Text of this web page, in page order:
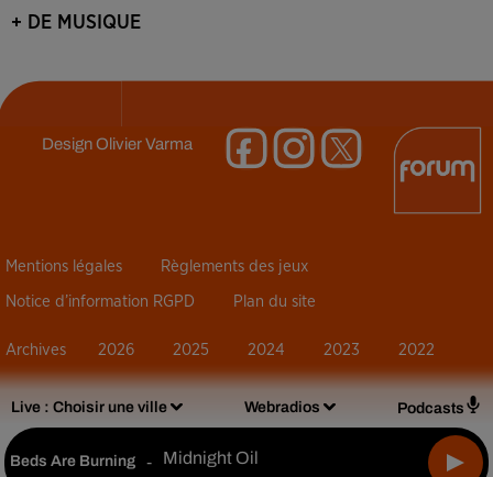
Live : Choisir une ville Webradios Podcasts
Beds Are Burning - Midnight Oil
+ DE MUSIQUE
DesignOlivier Varma
Mentions légales Règlements des jeux
Notice d’information RGPD Plan du site
Archives 2026 2025 2024 2023 2022